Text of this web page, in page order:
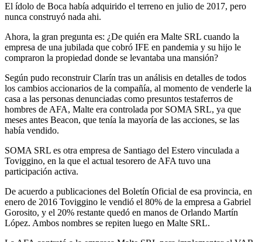
El ídolo de Boca había adquirido el terreno en julio de 2017, pero
nunca construyó nada ahi.
Ahora, la gran pregunta es: ¿De quién era Malte SRL cuando la
empresa de una jubilada que cobró IFE en pandemia y su hijo le
compraron la propiedad donde se levantaba una mansión?
Según pudo reconstruir Clarín tras un análisis en detalles de todos
los cambios accionarios de la compañía, al momento de venderle la
casa a las personas denunciadas como presuntos testaferros de
hombres de AFA, Malte era controlada por SOMA SRL, ya que
meses antes Beacon, que tenía la mayoría de las acciones, se las
había vendido.
SOMA SRL es otra empresa de Santiago del Estero vinculada a
Toviggino, en la que el actual tesorero de AFA tuvo una
participación activa.
De acuerdo a publicaciones del Boletín Oficial de esa provincia, en
enero de 2016 Toviggino le vendió el 80% de la empresa a Gabriel
Gorosito, y el 20% restante quedó en manos de Orlando Martín
López. Ambos nombres se repiten luego en Malte SRL.